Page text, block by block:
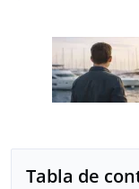
Tabla de